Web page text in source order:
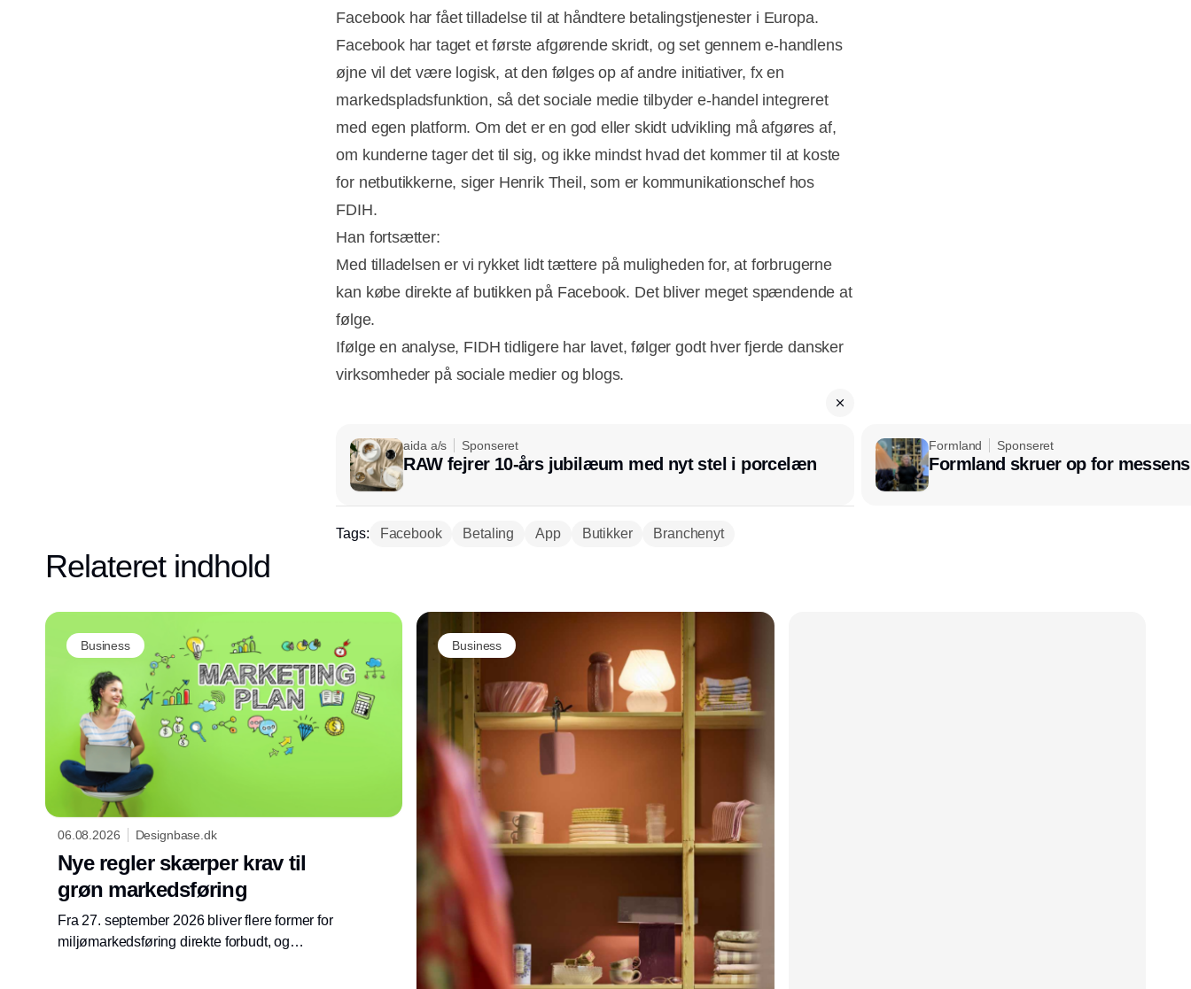
Facebook har fået tilladelse til at håndtere betalingstjenester i Europa.
Facebook har taget et første afgørende skridt, og set gennem e-handlens
øjne vil det være logisk, at den følges op af andre initiativer, fx en
markedspladsfunktion, så det sociale medie tilbyder e-handel integreret
med egen platform. Om det er en god eller skidt udvikling må afgøres af,
om kunderne tager det til sig, og ikke mindst hvad det kommer til at koste
for netbutikkerne, siger Henrik Theil, som er kommunikationschef hos
FDIH.
Han fortsætter:
Med tilladelsen er vi rykket lidt tættere på muligheden for, at forbrugerne
kan købe direkte af butikken på Facebook. Det bliver meget spændende at
følge.
Ifølge en analyse, FIDH tidligere har lavet, følger godt hver fjerde dansker
virksomheder på sociale medier og blogs.
aida a/s Sponseret
RAW fejrer 10-års jubilæum med nyt stel i porcelæn
Formland Sponseret
Formland skruer op for
Tags: Facebook Betaling App Butikker Branchenyt
Relateret indhold
Business
06.08.2026 Designbase.dk
Nye regler skærper krav til
grøn markedsføring
Fra 27. september 2026 bliver flere former for
miljømarkedsføring direkte forbudt, og
Business